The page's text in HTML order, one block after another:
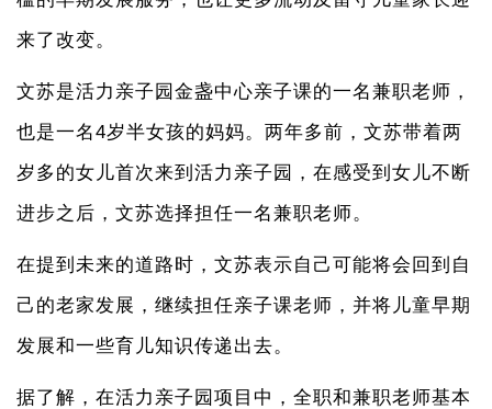
来了改变。
文苏是活力亲子园金盏中心亲子课的一名兼职老师，
也是一名4岁半女孩的妈妈。两年多前，文苏带着两
岁多的女儿首次来到活力亲子园，在感受到女儿不断
进步之后，文苏选择担任一名兼职老师。
在提到未来的道路时，文苏表示自己可能将会回到自
己的老家发展，继续担任亲子课老师，并将儿童早期
发展和一些育儿知识传递出去。
据了解，在活力亲子园项目中，全职和兼职老师基本